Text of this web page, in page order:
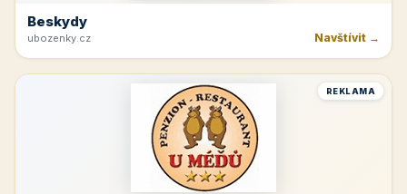
Beskydy
ubozenky.cz Navštívit →
REKLAMA